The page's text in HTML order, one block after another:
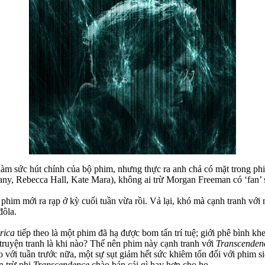
sức hút chính của bộ phim, nhưng thực ra anh chả có mặt trong
Rebecca Hall, Kate Mara), không ai trừ Morgan Freeman có ‘fan’
mới ra rạp ở kỳ cuối tuần vừa rồi. Vả lại, khó mà cạnh tranh
tiếp theo là một phim đã hạ được bom tấn trí tuệ; giới phê bình
tranh là khi nào? Thế nên phim này cạnh tranh với
tuần trước nữa, một sự sụt giảm hết sức khiêm tốn đối với phim